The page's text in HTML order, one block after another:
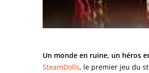
Un monde en ruine, un héros
SteamDolls, le premier jeu du